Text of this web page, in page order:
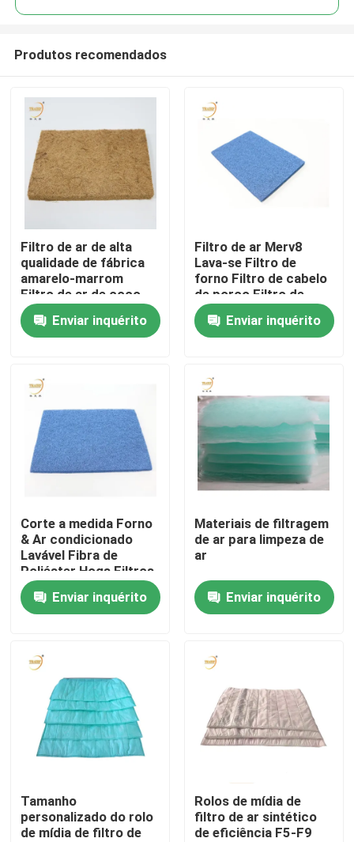
Casa
Produtos
Sobre nós
Excursão da fábrica
Peça umas citações
Filtro profundo do plissado HEPA
Unidade de FFU
Produtos recomendados
Filtro de ar de alta
qualidade de fábrica
amarelo-marrom
Filtro de ar de coco
Produto natural para
cabines de
pulverização de Paint
Enviar inquérito
Filtro de ar Merv8
Lava-se Filtro de
forno Filtro de cabelo
de porco Filtro de
mídia
Enviar inquérito
Corte a medida Forno
& Ar condicionado
Lavável Fibra de
Poliéster Hogs Filtros
de cabelo
Enviar inquérito
Materiais de filtragem
de ar para limpeza de
ar
Enviar inquérito
Tamanho
personalizado do rolo
de mídia de filtro de
Rolos de mídia de
filtro de ar sintético
de eficiência F5-F9